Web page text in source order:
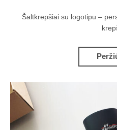
Šaltkrepšiai su logotipu –